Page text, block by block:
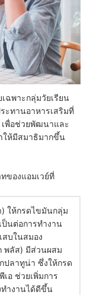
ฉพาะกลุ่มวัยเรียน
ะทานอาหารเสริมที่
พื่อช่วยพัฒนาและ
ให้มีสมาธิมากขึ้น
ของแอมเวย์ที่
ให้กรดไขมันกลุ่ม
ป็นต่อการทำงาน
สบในสมอง
พลัส) มีส่วนผสม
ปลาทูน่า ซึ่งให้กรด
อ ช่วยเพิ่มการ
ทำงานได้ดีขึ้น